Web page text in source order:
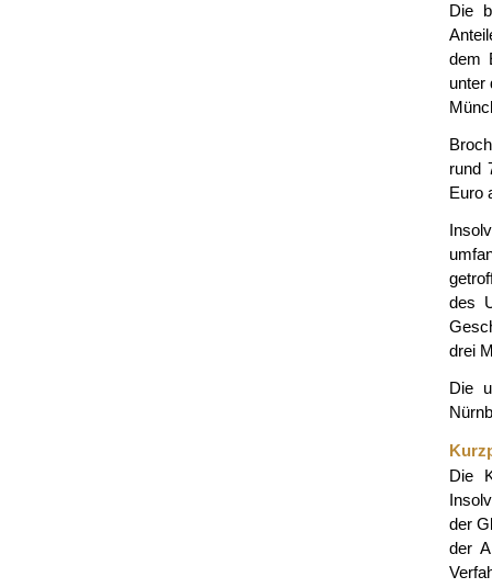
Die
dem
unter
rund
Euro
des
drei
Die
Die
der
der